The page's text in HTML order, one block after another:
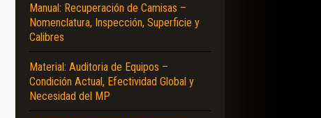
Manual: Recuperación de Camisas –
Nomenclatura, Inspección, Superficie y
Calibres
Material: Auditoria de Equipos –
Condición Actual, Efectividad Global y
Necesidad del MP